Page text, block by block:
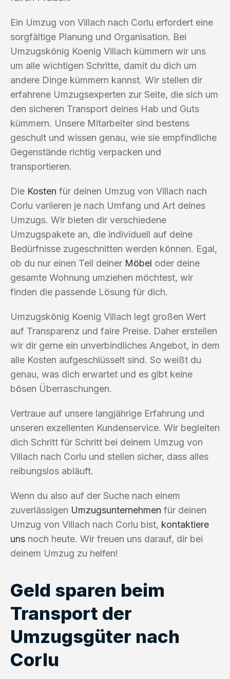
Ein Umzug von Villach nach Corlu erfordert eine
sorgfältige Planung und Organisation. Bei
Umzugskönig Koenig Villach kümmern wir uns
um alle wichtigen Schritte, damit du dich um
andere Dinge kümmern kannst. Wir stellen dir
erfahrene Umzugsexperten zur Seite, die sich um
den sicheren Transport deines Hab und Guts
kümmern. Unsere Mitarbeiter sind bestens
geschult und wissen genau, wie sie empfindliche
Gegenstände richtig verpacken und
transportieren.
Die Kosten für deinen Umzug von Villach nach
Corlu variieren je nach Umfang und Art deines
Umzugs. Wir bieten dir verschiedene
Umzugspakete an, die individuell auf deine
Bedürfnisse zugeschnitten werden können. Egal,
ob du nur einen Teil deiner Möbel oder deine
gesamte Wohnung umziehen möchtest, wir
finden die passende Lösung für dich.
Umzugskönig Koenig Villach legt großen Wert
auf Transparenz und faire Preise. Daher erstellen
wir dir gerne ein unverbindliches Angebot, in dem
alle Kosten aufgeschlüsselt sind. So weißt du
genau, was dich erwartet und es gibt keine
bösen Überraschungen.
Vertraue auf unsere langjährige Erfahrung und
unseren exzellenten Kundenservice. Wir begleiten
dich Schritt für Schritt bei deinem Umzug von
Villach nach Corlu und stellen sicher, dass alles
reibungslos abläuft.
Wenn du also auf der Suche nach einem
zuverlässigen Umzugsunternehmen für deinen
Umzug von Villach nach Corlu bist, kontaktiere
uns noch heute. Wir freuen uns darauf, dir bei
deinem Umzug zu helfen!
Geld sparen beim
Transport der
Umzugsgüter nach
Corlu